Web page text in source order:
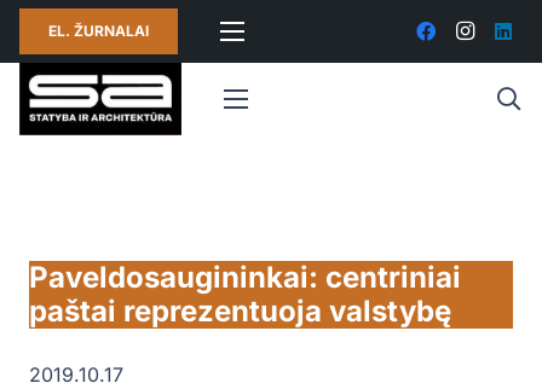
EL. ŽURNALAI
Paveldosaugininkai: centriniai
paštai reprezentuoja valstybę
2019.10.17